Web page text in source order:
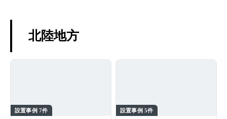
北陸地方
設置事例 7件 設置事例 5件